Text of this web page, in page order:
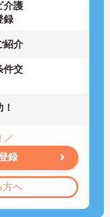
介護
録
紹介
件交
録
方へ